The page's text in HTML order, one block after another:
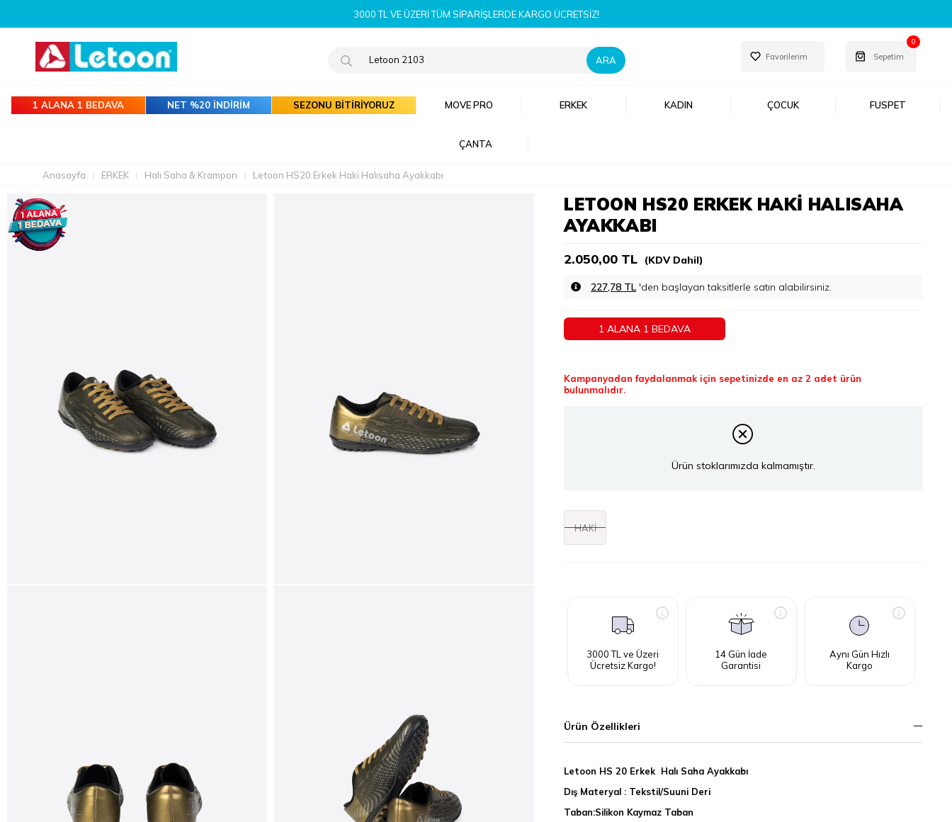
YENI SEZON ÜRÜNLERI ŞIMDI KEŞFET!
Favorilerim Sepetim
0
1 ALANA 1 BEDAVA NET %20 İNDİRİM SEZONU BİTİRİYORUZ MOVE PRO ERKEK KADIN ÇOCUK FUSPET
ÇANTA
Anasayfa ERKEK Halı Saha & Krampon Letoon HS20 Erkek Haki Halısaha Ayakkabı
LETOON HS20 ERKEK HAKI HALISAHA
AYAKKABI
2.050,00 TL (KDV Dahil)
227,78 TL 'den başlayan taksitlerle
1 ALANA 1 BEDAVA
Kampanyadan faydalanmak için sepetinizde en az 2 adet ürün
bulunmalıdır.
Ürün stoklarımızda kalmamıştır.
HAKİ
3000 TL ve Üzeri
Ücretsiz Kargo!
14 Gün İade
Garantisi
Aynı Gün Hızlı
Kargo
Ürün Özellikleri
Letoon HS 20 Erkek Halı Saha Ayakkabı
Dış Materyal : Tekstil/Suuni Deri
Taban:Silikon Kaymaz Taban